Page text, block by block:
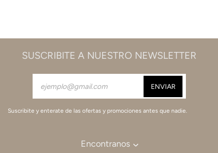
SUSCRIBITE A NUESTRO NEWSLETTER
Suscribite y enterate de las ofertas y promociones antes que nadie.
Encontranos